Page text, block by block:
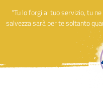
"Tu lo forgi al tuo servizio, tu
salvezza sarà per te soltanto